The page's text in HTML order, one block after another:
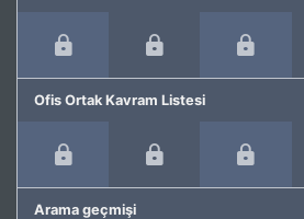
Ofis Ortak Kavram Listesi
Arama geçmişi